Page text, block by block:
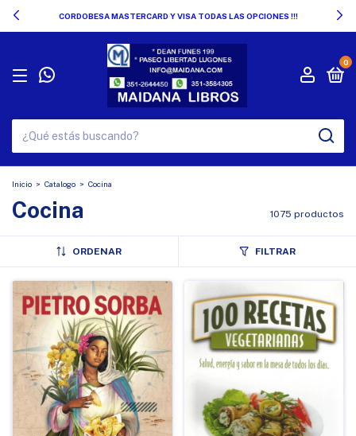
CORDOBESA MASTERCARD Y VISA TODAS LAS OPCIONES !!!
0
Inicio > Catalogo > Cocina
Cocina 1075 productos
ORDENAR FILTRAR